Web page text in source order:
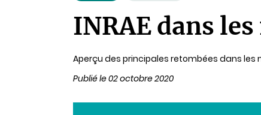
de
INRAE dans
Aperçu des principales retombées dans les
Publié le 02 octobre 2020